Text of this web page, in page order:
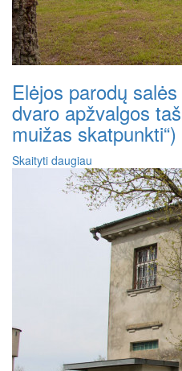
Elėjos parodų
dvaro apžvalgos
muižas skatpunkti“)
Skaityti daugiau